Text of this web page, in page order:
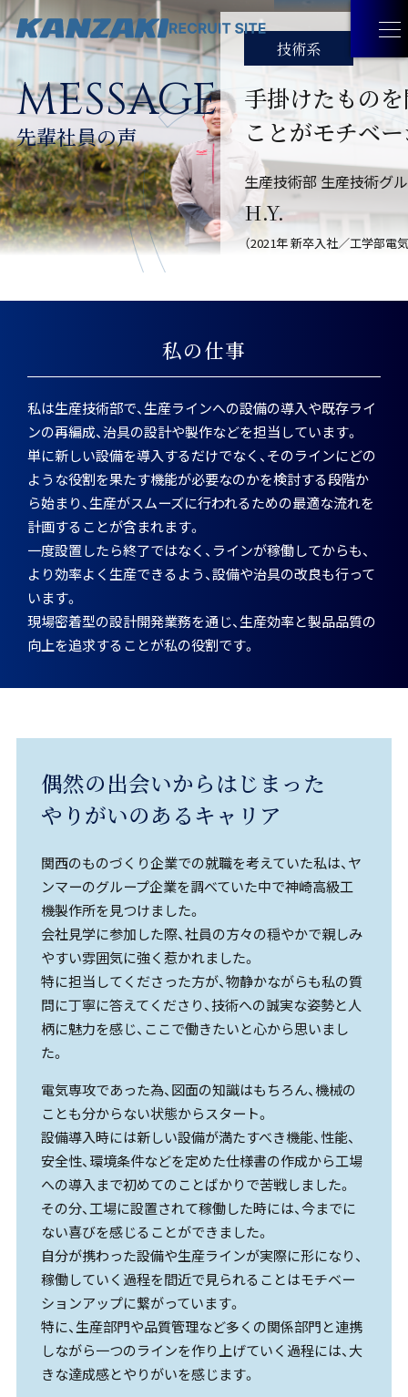
WORK
KANZAKIを語る
仕事相関図
教育プログラム
プロジェクトストーリー
LIFE
もっと知りたいKANZAKIデータ
福利厚生
MESSAGE
求める人物像
新卒採用
インターンシップ
キャリア採用
よくあるご質問
COMPANY
会社案内
見つけてみよう！神崎製品
CONTACT
MESSAGE
先輩社員の声
技術系
手掛けたもの
ことがモチベ
生産技術部 生産技術グ
H.Y.
（2021年 新卒入社／⼯学部電
私の仕事
私は生産技術部で、生産ラインへの設備の導入や既存ライ
ンの再編成、治具の設計や製作などを担当しています。
単に新しい設備を導入するだけでなく、そのラインにどの
ような役割を果たす機能が必要なのかを検討する段階か
ら始まり、生産がスムーズに行われるための最適な流れを
計画することが含まれます。
一度設置したら終了ではなく、ラインが稼働してからも、
より効率よく生産できるよう、設備や治具の改良も行って
います。
現場密着型の設計開発業務を通じ、生産効率と製品品質の
向上を追求することが私の役割です。
偶然の出会いからはじまった
やりがいのあるキャリア
関西のものづくり企業での就職を考えていた私は、ヤ
ンマーのグループ企業を調べていた中で神崎高級工
機製作所を見つけました。
会社見学に参加した際、社員の方々の穏やかで親しみ
やすい雰囲気に強く惹かれました。
特に担当してくださった方が、物静かながらも私の質
問に丁寧に答えてくださり、技術への誠実な姿勢と人
柄に魅力を感じ、ここで働きたいと心から思いまし
た。
電気専攻であった為、図面の知識はもちろん、機械の
ことも分からない状態からスタート。
設備導入時には新しい設備が満たすべき機能、性能、
安全性、環境条件などを定めた仕様書の作成から工場
への導入まで初めてのことばかりで苦戦しました。
その分、工場に設置されて稼働した時には、今までに
ない喜びを感じることができました。
自分が携わった設備や生産ラインが実際に形になり、
稼働していく過程を間近で見られることはモチベー
ションアップに繋がっています。
特に、生産部門や品質管理など多くの関係部門と連携
しながら一つのラインを作り上げていく過程には、大
きな達成感とやりがいを感じます。